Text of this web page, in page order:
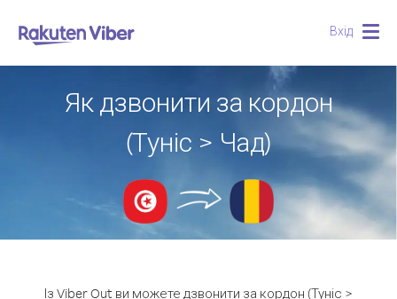
Вхід
Як дзвонити за кордон
(Туніс > Чад)
Із Viber Out ви можете дзвонити за кордон (Туніс >